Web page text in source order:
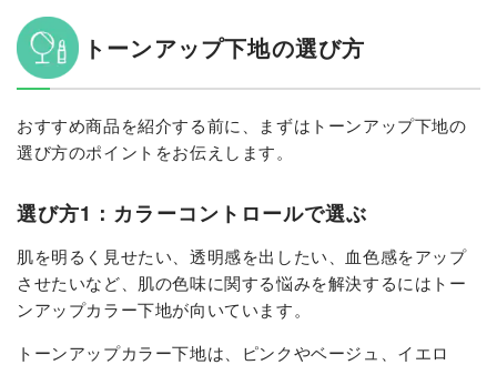
トーンアップ下地の選び方
おすすめ商品を紹介する前に、まずはトーンアップ下地の
選び方のポイントをお伝えします。
選び方1：カラーコントロールで選ぶ
肌を明るく見せたい、透明感を出したい、血色感をアップ
させたいなど、肌の色味に関する悩みを解決するにはトー
ンアップカラー下地が向いています。
トーンアップカラー下地は、ピンクやベージュ、イエロ